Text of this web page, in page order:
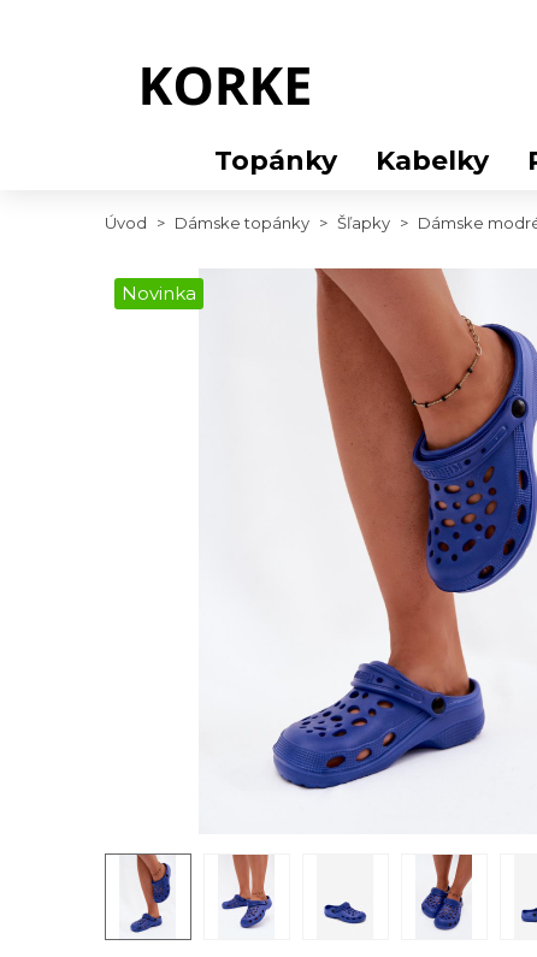
Topánky Kabelky
Úvod > Dámske topánky > Šľapky > Dámske
Novinka